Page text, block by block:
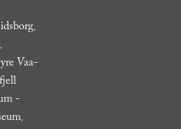
,
,
Vaa-
-
,